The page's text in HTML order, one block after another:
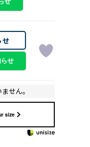
せ
せん。
size